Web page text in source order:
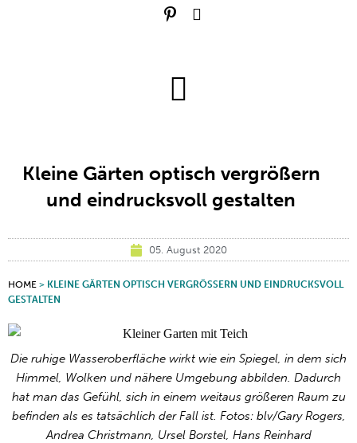
Kleine Gärten optisch vergrößern
und eindrucksvoll gestalten
05. August 2020
HOME > KLEINE GÄRTEN OPTISCH VERGRÖSSERN UND EINDRUCKSVOLL G
ESTALTEN
Die ruhige Wasseroberfläche wirkt wie ein Spiegel, in dem sich
Himmel, Wolken und nähere Umgebung abbilden. Dadurch
hat man das Gefühl, sich in einem weitaus größeren Raum zu
befinden als es tatsächlich der Fall ist. Fotos: blv/Gary Rogers,
Andrea Christmann, Ursel Borstel, Hans Reinhard